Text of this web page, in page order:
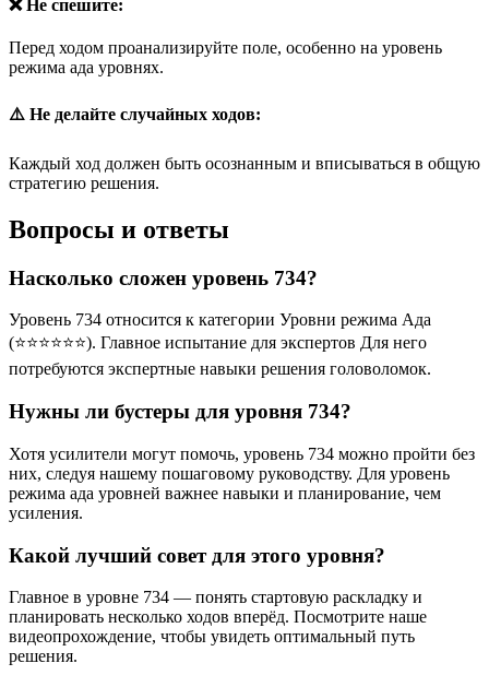
❌ Не спешите:
Перед ходом проанализируйте поле, особенно на уровень
режима ада уровнях.
⚠️ Не делайте случайных ходов:
Каждый ход должен быть осознанным и вписываться в общую
стратегию решения.
Вопросы и ответы
Насколько сложен уровень 734?
Уровень 734 относится к категории Уровни режима Ада
(⭐⭐⭐⭐⭐⭐). Главное испытание для экспертов Для него
потребуются экспертные навыки решения головоломок.
Нужны ли бустеры для уровня 734?
Хотя усилители могут помочь, уровень 734 можно пройти без
них, следуя нашему пошаговому руководству. Для уровень
режима ада уровней важнее навыки и планирование, чем
усиления.
Какой лучший совет для этого уровня?
Главное в уровне 734 — понять стартовую раскладку и
планировать несколько ходов вперёд. Посмотрите наше
видеопрохождение, чтобы увидеть оптимальный путь
решения.